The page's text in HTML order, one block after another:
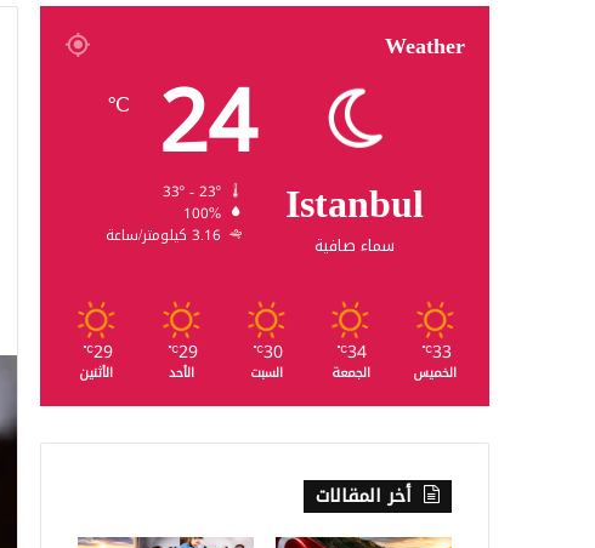
Weather
Istanbul
سماء صافية
24
℃
100%
3.16 كيلومتر/ساعة
33
℃
الخميس
34
℃
الجمعة
30
℃
السبت
29
℃
الأحد
29
℃
الأثنين
أخر المقالات